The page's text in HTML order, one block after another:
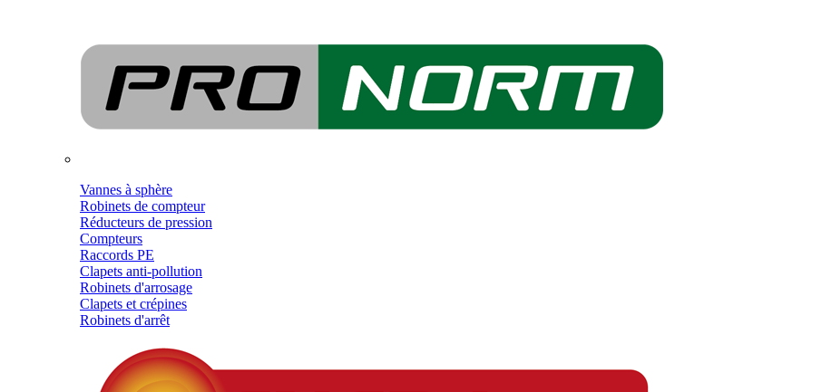
Vannes à sphère
Robinets de compteur
Réducteurs de pression
Compteurs
Raccords PE
Clapets anti-pollution
Robinets d'arrosage
Clapets et crépines
Robinets d'arrêt